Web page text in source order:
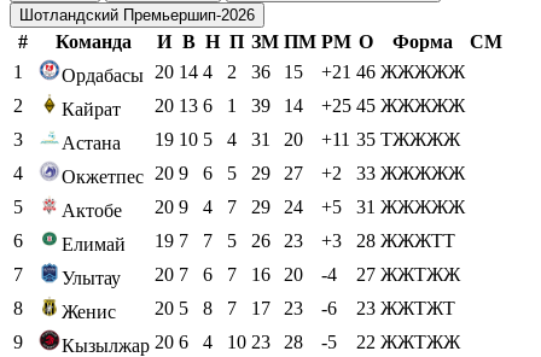
Шотландский Премьершип-2026
# Команда И В Н П ЗМ ПМ РМ О Форма
СМ
1
Ордабасы 20 14 4 2 36 15 +21 46 ЖЖЖЖЖ
2
Кайрат 20 13 6 1 39 14 +25 45 ЖЖЖЖЖ
3
Астана 19 10 5 4 31 20 +11 35 ТЖЖЖЖ
4
Окжетпес 20 9 6 5 29 27 +2 33 ЖЖЖЖЖ
5
Актобе 20 9 4 7 29 24 +5 31 ЖЖЖЖЖ
6
Елимай 19 7 7 5 26 23 +3 28 ЖЖЖТТ
7
Улытау 20 7 6 7 16 20 -4 27 ЖЖТЖЖ
8
Женис 20 5 8 7 17 23 -6 23 ЖЖТЖТ
9
Кызылжар 20 6 4 10 23 28 -5 22 ЖЖТЖЖ